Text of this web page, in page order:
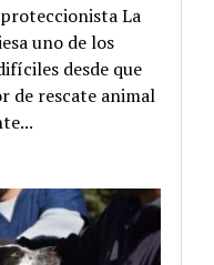
La
uno de los
desde que
de rescate animal